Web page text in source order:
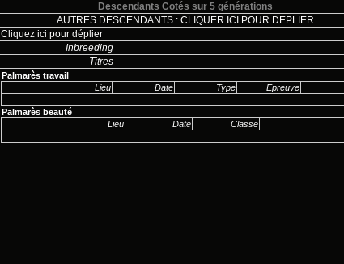
Descendants Cotés sur 5 générations
AUTRES DESCENDANTS : CLIQUER ICI POUR DEPLIER
Cliquez ici pour déplier
Inbreeding
Titres
Palmarès travail
Lieu
Date Type Epreuve
Palmarès beauté
Lieu
Date Classe